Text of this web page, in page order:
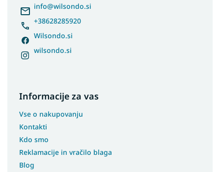
info@wilsondo.si
+38628285920
Wilsondo.si
wilsondo.si
Informacije za vas
Vse o nakupovanju
Kontakti
Kdo smo
Reklamacije in vračilo blaga
Blog